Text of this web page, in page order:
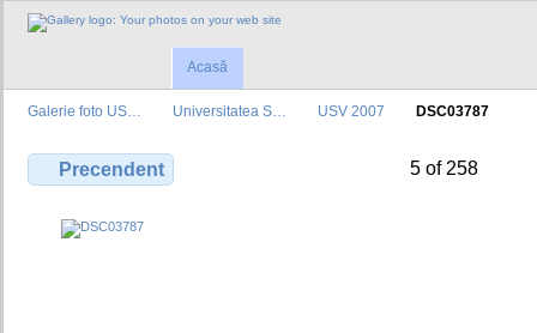
Acasă
Galerie foto US… Universitatea S… USV 2007 DSC03787
Precendent 5 of 258